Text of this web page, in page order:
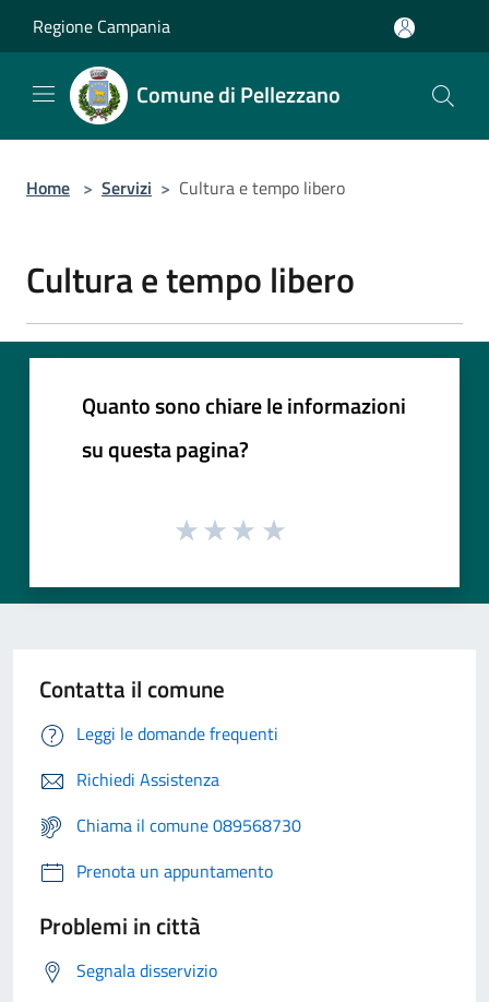
Regione Campania
Comune di Pellezzano
Home > Servizi > Cultura e tempo libero
Cultura e tempo libero
Quanto sono chiare le informazioni
su questa pagina?
Contatta il comune
Leggi le domande frequenti
Richiedi Assistenza
Chiama il comune 089568730
Prenota un appuntamento
Problemi in città
Segnala disservizio